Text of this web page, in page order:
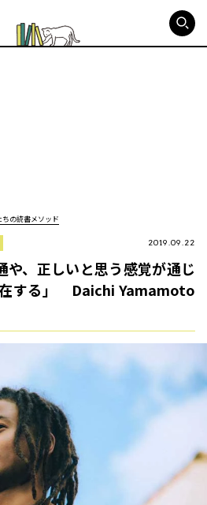
ちの読書メソッド
2019.09.22
や、正しいと思う感覚が通じ
する」 Daichi Yamamoto